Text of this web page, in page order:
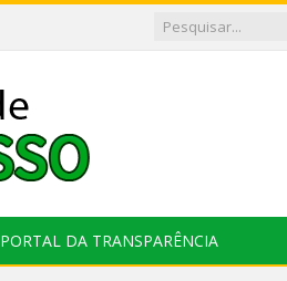
PORTAL DA TRANSPARÊNCIA